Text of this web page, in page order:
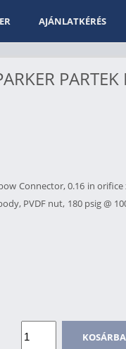
AJÁNLATKÉRÉS
Connector, 0.16 in
PVDF nut, 180 psig @
KOSÁRBA